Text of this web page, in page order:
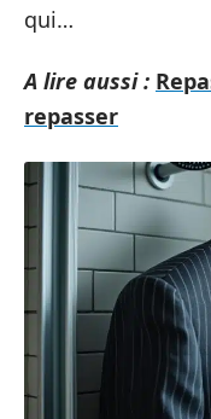
qui…
A lire aussi :
repasser